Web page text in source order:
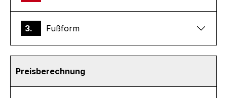
3. Fußform
Preisberechnung